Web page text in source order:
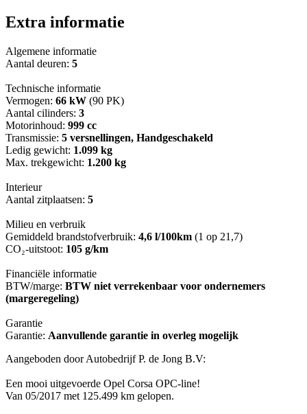
Extra informatie
Algemene informatie
Aantal deuren: 5
Technische informatie
Vermogen: 66 kW (90 PK)
Aantal cilinders: 3
Motorinhoud: 999 cc
Transmissie: 5 versnellingen, Handgeschakeld
Ledig gewicht: 1.099 kg
Max. trekgewicht: 1.200 kg
Interieur
Aantal zitplaatsen: 5
Milieu en verbruik
Gemiddeld brandstofverbruik: 4,6 l/100km (1 op 21,7)
CO₂-uitstoot: 105 g/km
Financiële informatie
BTW/marge: BTW niet verrekenbaar voor ondernemers
(margeregeling)
Garantie
Garantie: Aanvullende garantie in overleg mogelijk
Aangeboden door Autobedrijf P. de Jong B.V:
Een mooi uitgevoerde Opel Corsa OPC-line!
Van 05/2017 met 125.499 km gelopen.